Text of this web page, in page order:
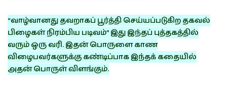
“வாழ்வானது தவறாகப் பூர்த்தி செய்யப்படுகிற தகவல்
பிழைகள் நிரம்பிய படிவம்” இது இந்தப் புத்தகத்தில்
வரும் ஒரு வரி. இதன் பொருளை காண
விழைபவர்களுக்கு கண்டிப்பாக இந்தக் கதையில்
அதன் பொருள் விளங்கும்.